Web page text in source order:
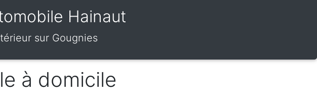
Hainaut
sur Gougnies
à domicile